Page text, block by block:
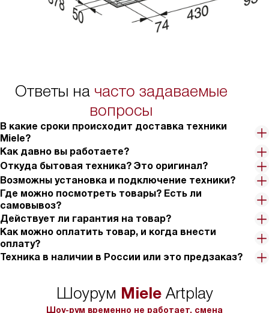
Ответы на часто задаваемые
вопросы
В какие сроки происходит доставка техники
Miele?
Как давно вы работаете?
Откуда бытовая техника? Это оригинал?
Возможны установка и подключение техники?
Где можно посмотреть товары? Есть ли
самовывоз?
Действует ли гарантия на товар?
Как можно оплатить товар, и когда внести
оплату?
Техника в наличии в России или это предзаказ?
Шоурум MieleArtplay
Шоу-рум временно не работает, смена